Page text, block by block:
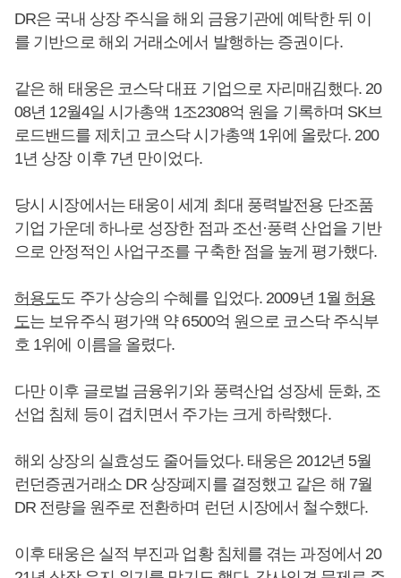
DR은 국내 상장 주식을 해외 금융기관에 예탁한 뒤 이
를 기반으로 해외 거래소에서 발행하는 증권이다.
같은 해 태웅은 코스닥 대표 기업으로 자리매김했다. 20
08년 12월4일 시가총액 1조2308억 원을 기록하며 SK브
로드밴드를 제치고 코스닥 시가총액 1위에 올랐다. 200
1년 상장 이후 7년 만이었다.
당시 시장에서는 태웅이 세계 최대 풍력발전용 단조품
기업 가운데 하나로 성장한 점과 조선·풍력 산업을 기반
으로 안정적인 사업구조를 구축한 점을 높게 평가했다.
허용도 도 주가 상승의 수혜를 입었다. 2009년 1월허용
도는 보유주식 평가액 약 6500억 원으로 코스닥 주식부
호 1위에 이름을 올렸다.
다만 이후 글로벌 금융위기와 풍력산업 성장세 둔화, 조
선업 침체 등이 겹치면서 주가는 크게 하락했다.
해외 상장의 실효성도 줄어들었다. 태웅은 2012년 5월
런던증권거래소 DR 상장폐지를 결정했고 같은 해 7월
DR 전량을 원주로 전환하며 런던 시장에서 철수했다.
이후 태웅은 실적 부진과 업황 침체를 겪는 과정에서 20